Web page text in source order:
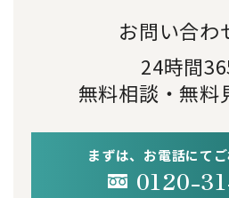
お問い合わ
24時間
無料相談・無料
まずは、お電話にて
0120-